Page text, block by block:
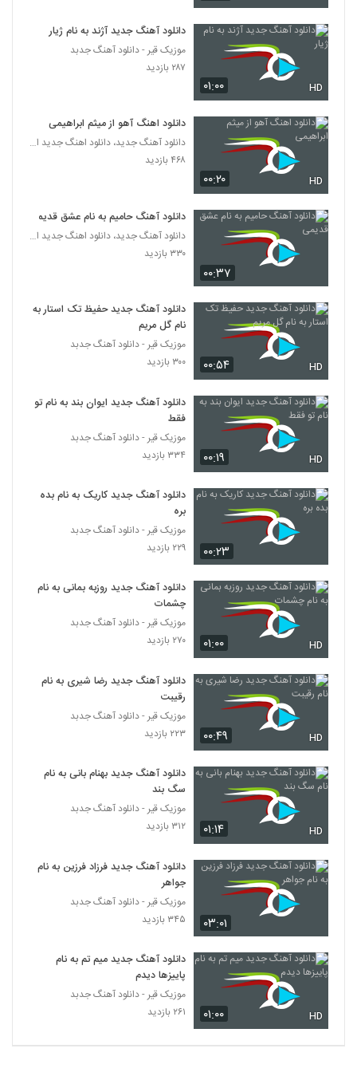
609
موزیک زیبای حس دوست داشتن از سام نیا
611
آهنگ مسعود صابری بنام فرشته (رمیکس)
دانلود آهنگ مسعود نیکخواه مال خودمی
(Masoud Nikkhah Male Khodami)
دانلود آهنگ مستم کن از سان بند به همراه
متن ترانه
۱,۹۷۰ بازدید
614
دانلود آهنگ اشکان ورمزیار صورت ماهت
محسن چاوشی - موزیک ویدئو زیبا شرمساری
- انتخابات 96 - آهنگ جدید محسن چاوشی
۸۵۳ بازدید
محسن چاوشی - در آستانه پیری (موزیک)
617
محسن چاووشی ترانه ای برای خوزستان خواند
و ممنوع الکار شد (آهنگ جدید)
618
آهنگ جدید محسن چاوشی با نام باز آمدم
۱,۴۰۰ بازدید
619
Mohsen Chavoshi - Khouzestan NEW
محسن چاوشی خوزستان (محسن چاوشی)
۱,۰۳۰ بازدید
۰۱:۰۰ HD
دانلود آهنگ جدید آژند به نام ژیار
موزیک قیر - دانلود آهنگ جدبد
۲۸۷ بازدید
۰۰:۲۰ HD
دانلود اهنگ آهو از میثم ابراهیمی
دانلود آهنگ جدید، دانلود اهنگ جدید ایرانی
۴۶۸ بازدید
۰۰:۳۷
دانلود آهنگ حامیم به نام عشق قدیمی
دانلود آهنگ جدید، دانلود اهنگ جدید ایرانی
۳۳۰ بازدید
۰۰:۵۴ HD
دانلود آهنگ جدید حفیظ تک استار به
نام گل مریم
موزیک قیر - دانلود آهنگ جدبد
۳۰۰ بازدید
۰۰:۱۹ HD
دانلود آهنگ جدید ایوان بند به نام تو
فقط
موزیک قیر - دانلود آهنگ جدبد
۳۳۴ بازدید
۰۰:۲۳
دانلود آهنگ جدید کاریک به نام بده
بره
موزیک قیر - دانلود آهنگ جدبد
۲۲۹ بازدید
۰۱:۰۰ HD
دانلود آهنگ جدید روزبه بمانی به نام
چشمات
موزیک قیر - دانلود آهنگ جدبد
۲۷۰ بازدید
۰۰:۴۹ HD
دانلود آهنگ جدید رضا شیری به نام
رقیبت
موزیک قیر - دانلود آهنگ جدبد
۲۲۳ بازدید
۰۱:۱۴ HD
دانلود آهنگ جدید بهنام بانی به نام
سگ بند
موزیک قیر - دانلود آهنگ جدبد
۳۱۲ بازدید
۰۳:۰۱
دانلود آهنگ جدید فرزاد فرزین به نام
جواهر
موزیک قیر - دانلود آهنگ جدبد
۳۴۵ بازدید
۰۱:۰۰ HD
دانلود آهنگ جدید میم تم به نام
پاییزها دیدم
موزیک قیر - دانلود آهنگ جدبد
۲۶۱ بازدید